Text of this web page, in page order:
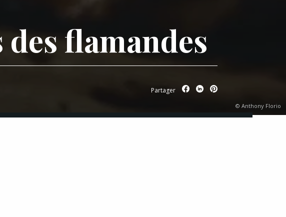
© Anthony Florio
flamandes
Partager